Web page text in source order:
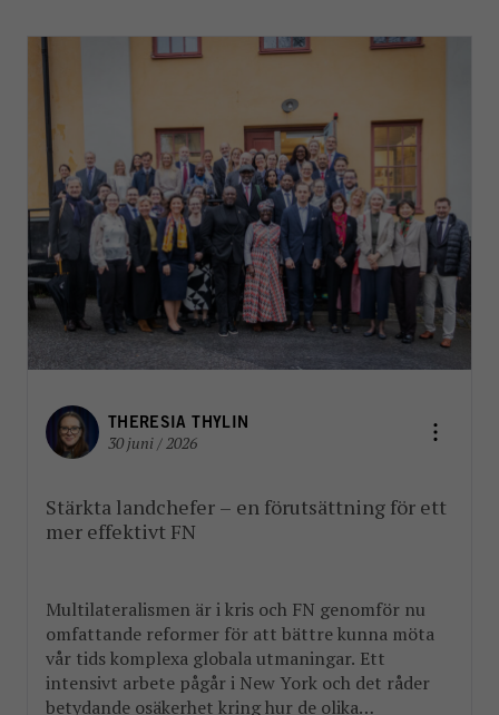
THERESIA THYLIN
30 juni / 2026
Stärkta landchefer – en förutsättning för ett
mer effektivt FN
Multilateralismen är i kris och FN genomför nu
omfattande reformer för att bättre kunna möta
vår tids komplexa globala utmaningar. Ett
intensivt arbete pågår i New York och det råder
betydande osäkerhet kring hur de olika